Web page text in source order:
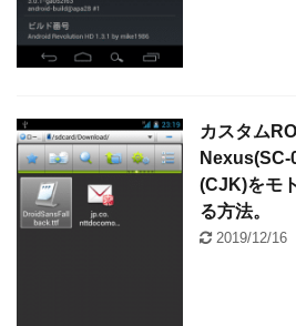
カスタム
Nexus(SC-
(CJK)をモ
る方法。
2019/12/16